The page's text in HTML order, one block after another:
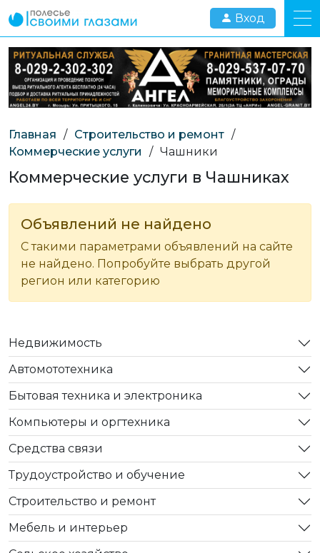
Вход
Главная / Строительство и ремонт /
Коммерческие услуги
/ Чашники
Коммерческие услуги в Чашниках
Объявлений не найдено
С такими параметрами объявлений на сайте
не найдено. Попробуйте выбрать другой
регион или категорию
Недвижимость
Автомототехника
Бытовая техника и электроника
Компьютеры и оргтехника
Средства связи
Трудоустройство и обучение
Строительство и ремонт
Мебель и интерьер